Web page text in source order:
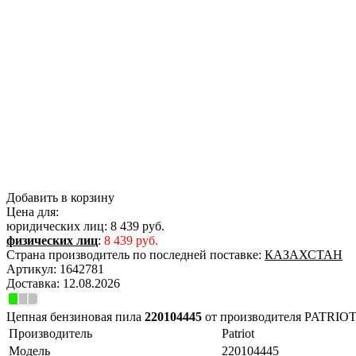
Добавить в корзину
Цена для:
юридических лиц: 8 439 руб.
физических лиц: 8 439 руб.
Страна производитель по последней поставке: КАЗАХСТАН
Артикул: 1642781
Доставка: 12.08.2026
Цепная бензиновая пила 220104445 от производителя PATRIOT
Производитель
Patriot
Модель
220104445